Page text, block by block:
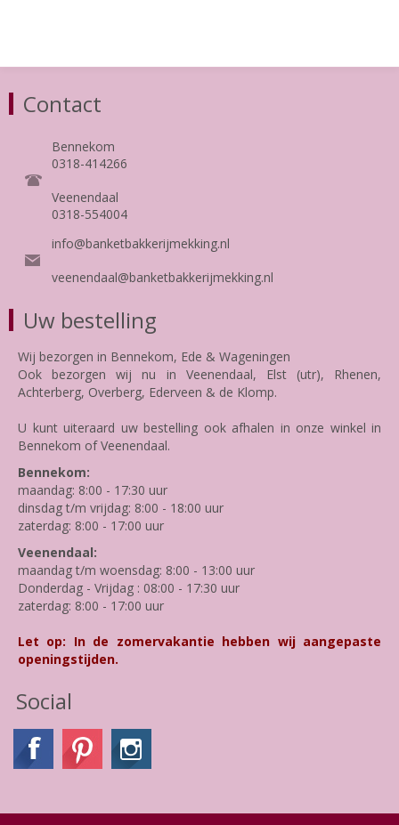
Contact
Bennekom
0318-414266
Veenendaal
0318-554004
info@banketbakkerijmekking.nl
veenendaal@banketbakkerijmekking.nl
Uw bestelling
Wij bezorgen in Bennekom, Ede & Wageningen
Ook bezorgen wij nu in Veenendaal, Elst (utr), Rhenen,
Achterberg, Overberg, Ederveen & de Klomp.
U kunt uiteraard uw bestelling ook afhalen in onze winkel in
Bennekom of Veenendaal.
Bennekom:
maandag: 8:00 - 17:30 uur
dinsdag t/m vrijdag: 8:00 - 18:00 uur
zaterdag: 8:00 - 17:00 uur
Veenendaal:
maandag t/m woensdag: 8:00 - 13:00 uur
Donderdag - Vrijdag : 08:00 - 17:30 uur
zaterdag: 8:00 - 17:00 uur
Let op: In de zomervakantie hebben wij aangepaste
openingstijden.
Social